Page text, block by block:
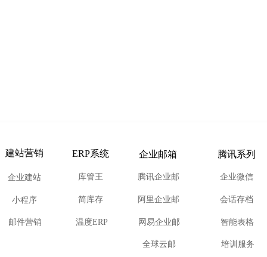
库管王 腾讯企业邮
简库存
企业邮箱
企业建站
建站营销 ERP系统
小程序
企业微信
阿里企业邮
网易企业邮
腾讯系列
邮件营销
全球云邮
会话存档
智能表格
培训服务
温度ERP